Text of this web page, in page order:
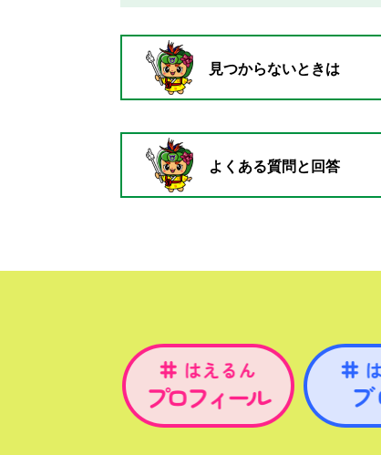
見つからないときは
よくある質問と回答